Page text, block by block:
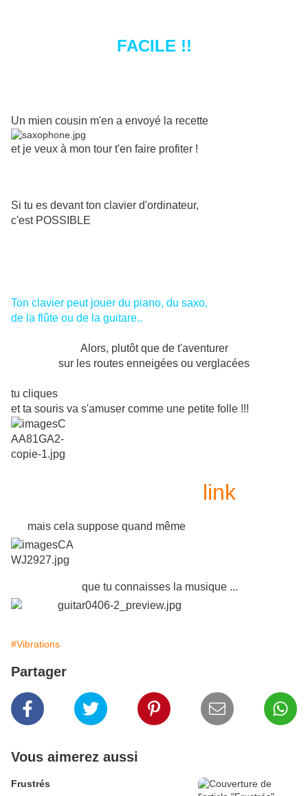
FACILE !!
Un mien cousin m'en a envoyé la recette
et je veux à mon tour t'en faire profiter !
Si tu es devant ton clavier d'ordinateur,
c'est POSSIBLE
Ton clavier peut jouer du piano, du saxo,
de la flûte ou de la guitare..
Alors, plutôt que de t'aventurer
sur les routes enneigées ou verglacées
tu cliques
et ta souris va s'amuser comme une petite folle !!!
link
mais cela suppose quand même
que tu connaisses la musique ...
#Vibrations
Partager
Vous aimerez aussi
Frustrés